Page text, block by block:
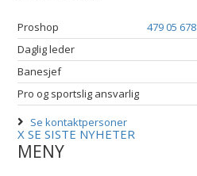
Proshop
479 05 678
Daglig leder
Banesjef
Pro og sportslig ansvarlig
Se kontaktpersoner
X SE SISTE NYHETER
MENY